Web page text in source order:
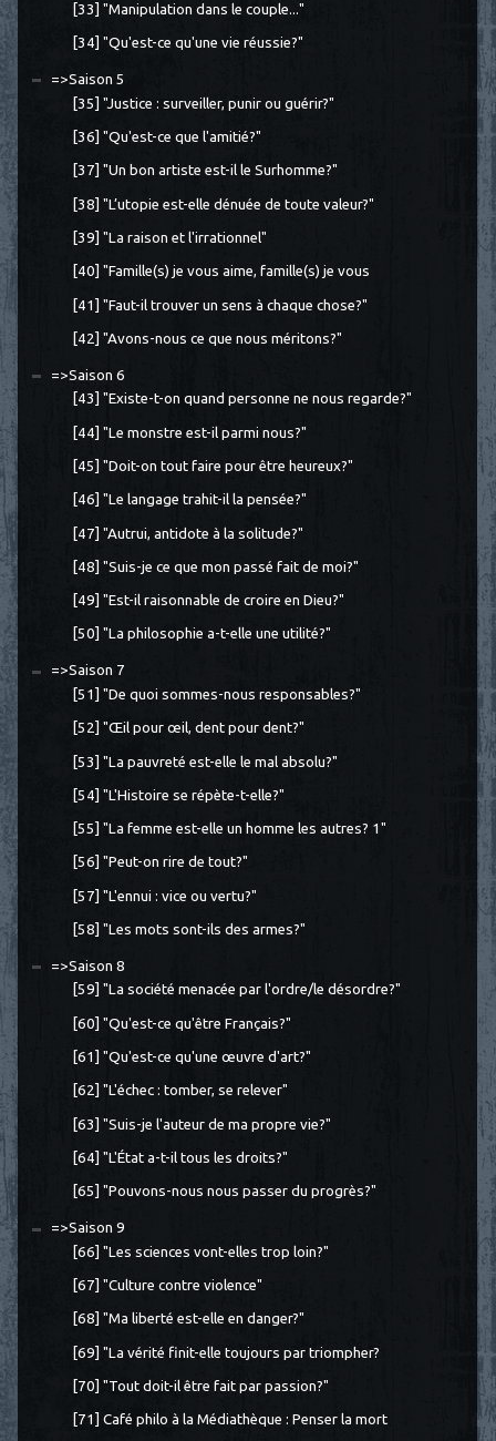
[33] "Manipulation dans le couple..."
[34] "Qu'est-ce qu'une vie réussie?"
=>Saison 5
[35] "Justice : surveiller, punir ou guérir?"
[36] "Qu'est-ce que l'amitié?"
[37] "Un bon artiste est-il le Surhomme?"
[38] "L’utopie est-elle dénuée de toute valeur?"
[39] "La raison et l'irrationnel"
[40] "Famille(s) je vous aime, famille(s) je vous
[41] "Faut-il trouver un sens à chaque chose?"
[42] "Avons-nous ce que nous méritons?"
=>Saison 6
[43] "Existe-t-on quand personne ne nous regarde?"
[44] "Le monstre est-il parmi nous?"
[45] "Doit-on tout faire pour être heureux?"
[46] "Le langage trahit-il la pensée?"
[47] "Autrui, antidote à la solitude?"
[48] "Suis-je ce que mon passé fait de moi?"
[49] "Est-il raisonnable de croire en Dieu?"
[50] "La philosophie a-t-elle une utilité?"
=>Saison 7
[51] "De quoi sommes-nous responsables?"
[52] "Œil pour œil, dent pour dent?"
[53] "La pauvreté est-elle le mal absolu?"
[54] "L'Histoire se répète-t-elle?"
[55] "La femme est-elle un homme les autres? 1"
[56] "Peut-on rire de tout?"
[57] "L'ennui : vice ou vertu?"
[58] "Les mots sont-ils des armes?"
=>Saison 8
[59] "La société menacée par l'ordre/le désordre?"
[60] "Qu'est-ce qu'être Français?"
[61] "Qu'est-ce qu'une œuvre d'art?"
[62] "L'échec : tomber, se relever"
[63] "Suis-je l'auteur de ma propre vie?"
[64] "L'État a-t-il tous les droits?"
[65] "Pouvons-nous nous passer du progrès?"
=>Saison 9
[66] "Les sciences vont-elles trop loin?"
[67] "Culture contre violence"
[68] "Ma liberté est-elle en danger?"
[69] "La vérité finit-elle toujours par triompher?
[70] "Tout doit-il être fait par passion?"
[71] Café philo à la Médiathèque : Penser la mort